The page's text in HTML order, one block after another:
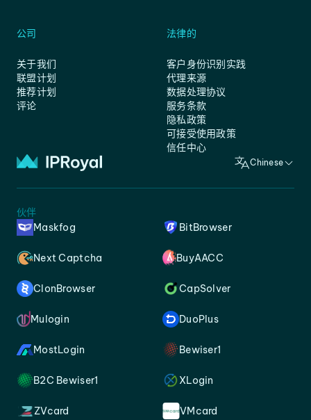
公司
关于我们
联盟计划
推荐计划
评论
法律的
客户身份识别实践
代理来源
数据处理协议
服务条款
隐私政策
可接受使用政策
信任中心
Chinese
伙伴
Maskfog
BitBrowser
Next Captcha BuyAACC
ClonBrowser CapSolver
Mulogin DuoPlus
MostLogin Bewiser1
B2C Bewiser1 XLogin
ZVcard VMcard